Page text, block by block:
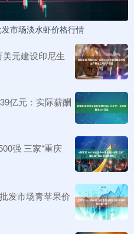
市场淡水虾价格行情
元建设印尼生
亿元：实际薪酬
强 三家“重庆
发市场青苹果价